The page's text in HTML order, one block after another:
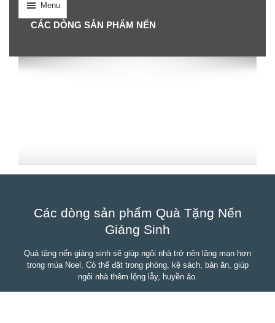
Menu
CÁC DÒNG SẢN PHẨM NẾN
Các dòng sản phẩm Quà Tặng Nến
Giáng Sinh
Quà tặng nến giáng sinh sẽ giúp ngôi nhà trở nên lãng mạn hơn
trong mùa Noel. Có thể đặt trong phòng, kệ sách, bàn ăn, giúp
ngôi nhà thêm lộng lẫy, huyền ảo.